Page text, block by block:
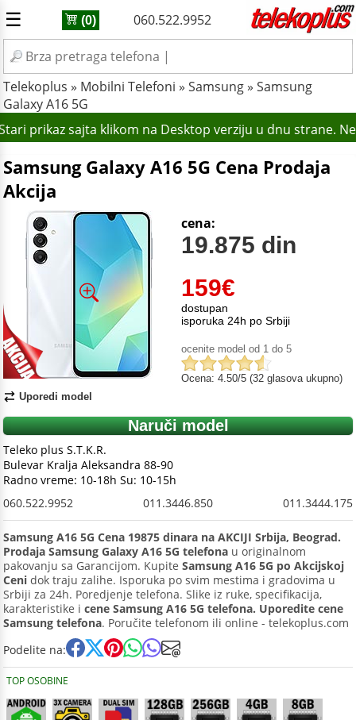
☰ (0) 060.522.9952
Telekoplus » Mobilni Telefoni » Samsung» Samsung
Galaxy A16 5G
prikaz sajta klikom na Desktop verziju u dnu strane.
Samsung Galaxy A16 5G Cena Prodaja
Akcija
Uporedi model
159€
cena:
19.875 din
dostupan
isporuka 24h po Srbiji
ocenite model od 1 do 5
Ocena: 4.50/5 (32 glasova ukupno)
Naruči model
Teleko plus S.T.K.R.
Bulevar Kralja Aleksandra 88-90
Radno vreme: 10-18h Su: 10-15h
060.522.9952
011.3446.850 011.3444.175
Samsung A16 5G Cena 19875 dinara na AKCIJI Srbija, Beograd.
Prodaja Samsung Galaxy A16 5G telefona u originalnom
pakovanju sa Garancijom. Kupite Samsung A16 5G po Akcijskoj
Ceni dok traju zalihe. Isporuka po svim mestima i gradovima u
Srbiji za 24h. Poredjenje telefona. Slike iz ruke, specifikacija,
karakteristike i cene Samsung A16 5G telefona. Uporedite cene
Samsung telefona. Poručite telefonom ili online - telekoplus.com
Podelite na:
TOP OSOBINE